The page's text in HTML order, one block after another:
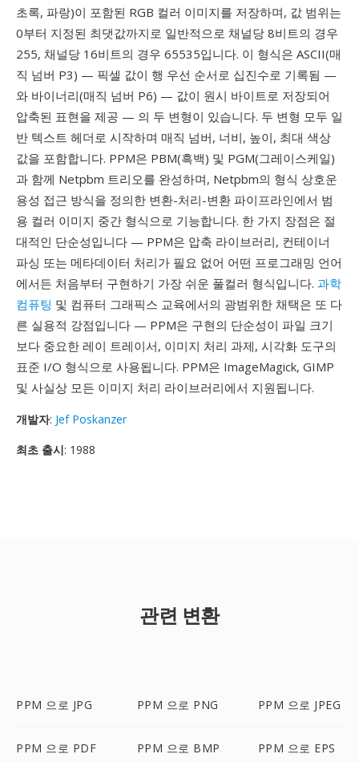
초록, 파랑)이 포함된 RGB 컬러 이미지를 저장하며, 값 범위는
0부터 지정된 최댓값까지로 일반적으로 채널당 8비트의 경우
255, 채널당 16비트의 경우 65535입니다. 이 형식은 ASCII(매
직 넘버 P3) — 픽셀 값이 행 우선 순서로 십진수로 기록됨 —
와 바이너리(매직 넘버 P6) — 값이 원시 바이트로 저장되어
압축된 표현을 제공 — 의 두 변형이 있습니다. 두 변형 모두 일
반 텍스트 헤더로 시작하며 매직 넘버, 너비, 높이, 최대 색상
값을 포함합니다. PPM은 PBM(흑백) 및 PGM(그레이스케일)
과 함께 Netpbm 트리오를 완성하며, Netpbm의 형식 상호운
용성 접근 방식을 정의한 변환-처리-변환 파이프라인에서 범
용 컬러 이미지 중간 형식으로 기능합니다. 한 가지 장점은 절
대적인 단순성입니다 — PPM은 압축 라이브러리, 컨테이너
파싱 또는 메타데이터 처리가 필요 없어 어떤 프로그래밍 언어
에서든 처음부터 구현하기 가장 쉬운 풀컬러 형식입니다. 과학
컴퓨팅 및 컴퓨터 그래픽스 교육에서의 광범위한 채택은 또 다
른 실용적 강점입니다 — PPM은 구현의 단순성이 파일 크기
보다 중요한 레이 트레이서, 이미지 처리 과제, 시각화 도구의
표준 I/O 형식으로 사용됩니다. PPM은 ImageMagick, GIMP
및 사실상 모든 이미지 처리 라이브러리에서 지원됩니다.
개발자: Jef Poskanzer
최초 출시: 1988
관련 변환
PPM 으로 JPG PPM 으로 PNG PPM 으로 JPEG
PPM 으로 PDF PPM 으로 BMP PPM 으로 EPS